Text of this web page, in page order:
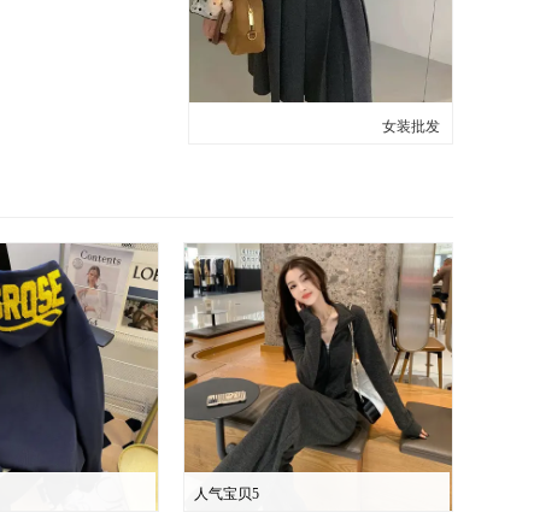
女装批发
人气宝贝5